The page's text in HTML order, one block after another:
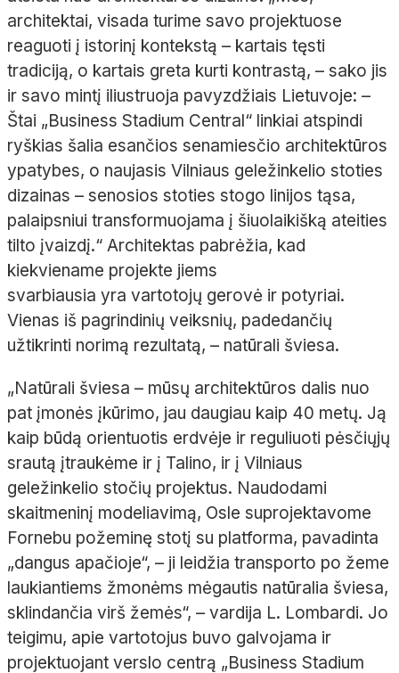
architektai, visada turime savo projektuose
reaguoti į istorinį kontekstą – kartais tęsti
tradiciją, o kartais greta kurti kontrastą, – sako jis
ir savo mintį iliustruoja pavyzdžiais Lietuvoje: –
Štai „Business Stadium Central“ linkiai atspindi
ryškias šalia esančios senamiesčio architektūros
ypatybes, o naujasis Vilniaus geležinkelio stoties
dizainas – senosios stoties stogo linijos tąsa,
palaipsniui transformuojama į šiuolaikišką ateities
tilto įvaizdį.“ Architektas pabrėžia, kad
kiekviename projekte jiems
svarbiausia yra vartotojų gerovė ir potyriai.
Vienas iš pagrindinių veiksnių, padedančių
užtikrinti norimą rezultatą, – natūrali šviesa.
„Natūrali šviesa – mūsų architektūros dalis nuo
pat įmonės įkūrimo, jau daugiau kaip 40 metų. Ją
kaip būdą orientuotis erdvėje ir reguliuoti pėsčiųjų
srautą įtraukėme ir į Talino, ir į Vilniaus
geležinkelio stočių projektus. Naudodami
skaitmeninį modeliavimą, Osle suprojektavome
Fornebu požeminę stotį su platforma, pavadinta
„dangus apačioje“, – ji leidžia transporto po žeme
laukiantiems žmonėms mėgautis natūralia šviesa,
sklindančia virš žemės“, – vardija L. Lombardi. Jo
teigimu, apie vartotojus buvo galvojama ir
projektuojant verslo centrą „Business Stadium